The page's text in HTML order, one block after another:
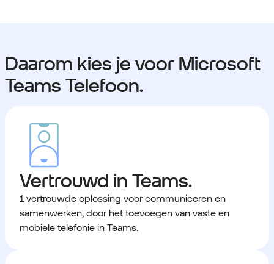
Daarom kies je voor Microsoft
Teams Telefoon.
Vertrouwd in Teams.
1 vertrouwde oplossing voor communiceren en
samenwerken, door het toevoegen van vaste en
mobiele telefonie in Teams.